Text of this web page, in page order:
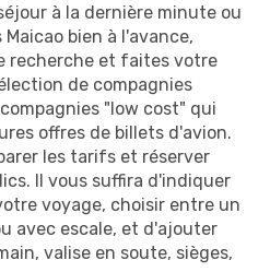
à la dernière minute ou
bien à l'avance,
recherche et faites votre
de compagnies
"low cost" qui
offres de billets d'avion.
les tarifs et réserver
Il vous suffira d'indiquer
voyage, choisir entre un
avec escale, et d'ajouter
valise en soute, sièges,